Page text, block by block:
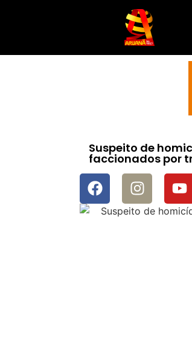
Suspeito de
faccionados por